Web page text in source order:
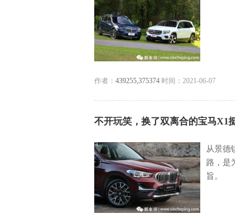
作者： 439255,375374 时间：2021-06-07
不开玩笑，换了双离合的宝马X1
从景德
路，是
旨。